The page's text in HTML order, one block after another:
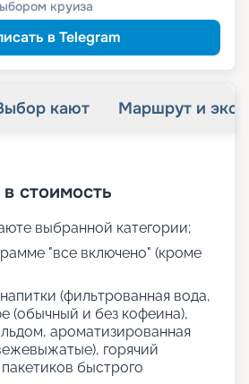
круиза
в Telegram
кают Маршрут и
стоимость
выбранной категории;
"все включено" (кроме
(фильтрованная вода,
(обычный и без кофеина),
ароматизированная
горячий
быстрого